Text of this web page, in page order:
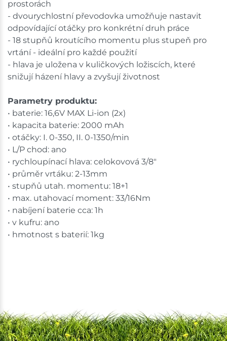
prostorách
- dvourychlostní převodovka umožňuje nastavit
odpovídající otáčky pro konkrétní druh práce
- 18 stupňů kroutícího momentu plus stupeň pro
vrtání - ideální pro každé použití
- hlava je uložena v kuličkových ložiscích, které
snižují házení hlavy a zvyšují životnost
Parametry produktu:
• baterie: 16,6V MAX Li-ion (2x)
• kapacita baterie: 2000 mAh
• otáčky: I. 0-350, II. 0-1350/min
• L/P chod: ano
• rychloupínací hlava: celokovová 3/8"
• průměr vrtáku: 2-13mm
• stupňů utah. momentu: 18+1
• max. utahovací moment: 33/16Nm
• nabíjení baterie cca: 1h
• v kufru: ano
• hmotnost s baterií: 1kg